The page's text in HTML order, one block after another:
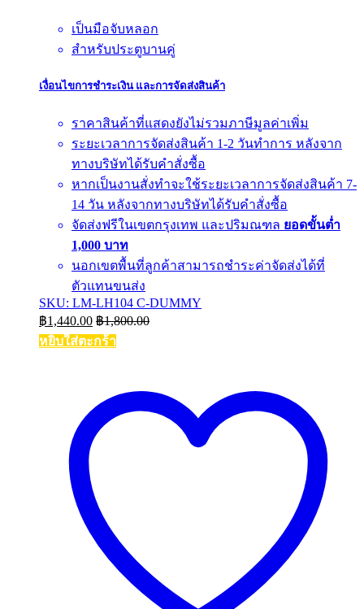
เป็นมือจับหลอก
สำหรับประตูบานคู่
เงื่อนไขการชำระเงิน และการจัดส่งสินค้า
ราคาสินค้าที่แสดงยังไม่รวมภาษีมูลค่าเพิ่ม
ระยะเวลาการจัดส่งสินค้า 1-2 วันทำการ หลังจาก
ทางบริษัทได้รับคำสั่งซื้อ
หากเป็นงานสั่งทำจะใช้ระยะเวลาการจัดส่งสินค้า 7-
14 วัน หลังจากทางบริษัทได้รับคำสั่งซื้อ
จัดส่งฟรีในเขตกรุงเทพ และปริมณฑล ยอดขั้นต่ำ
1,000 บาท
นอกเขตพื้นที่ลูกค้าสามารถชำระค่าจัดส่งได้ที่
ตัวแทนขนส่ง
SKU: LM-LH104 C-DUMMY
฿1,440.00 ฿1,800.00
หยิบใส่ตะกร้า